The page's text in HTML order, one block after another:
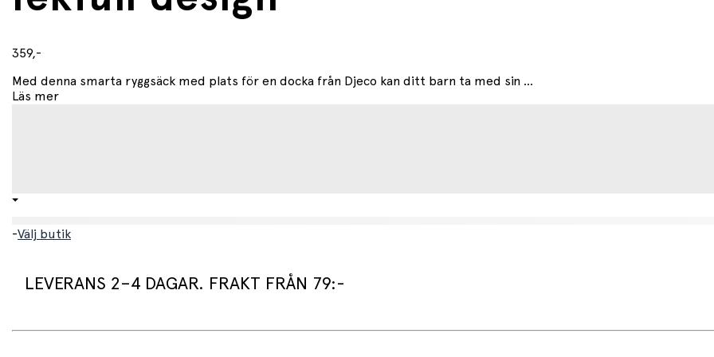
359,-
Med denna smarta ryggsäck med plats för en docka från Djeco kan ditt barn ta med sin ...
Läs mer
-Välj butik
LEVERANS 2–4 DAGAR. FRAKT FRÅN 79:-